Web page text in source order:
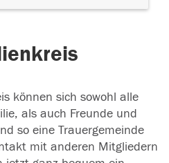
können sich sowohl alle
als auch Freunde und
so eine Trauergemeinde
mit anderen Mitgliedern